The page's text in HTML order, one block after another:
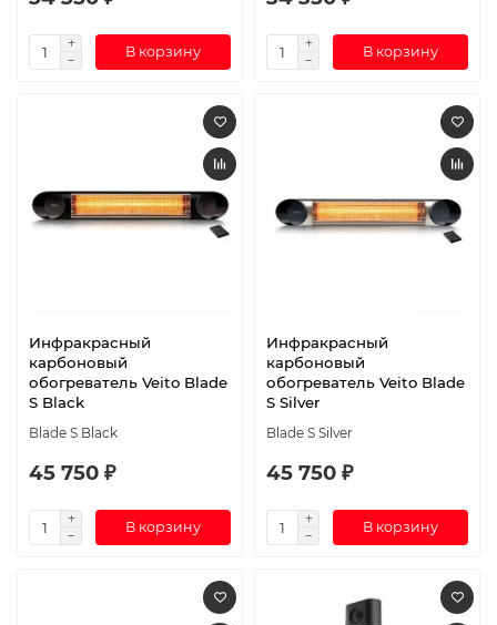
В корзину В корзину
Инфракрасный
карбоновый
обогреватель Veito Blade
S Black
Blade S Black
45 750 ₽
В корзину
Инфракрасный
карбоновый
обогреватель Veito Blade
S Silver
Blade S Silver
45 750 ₽
В корзину